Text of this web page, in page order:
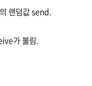
랜덤값 send.
가 불림.